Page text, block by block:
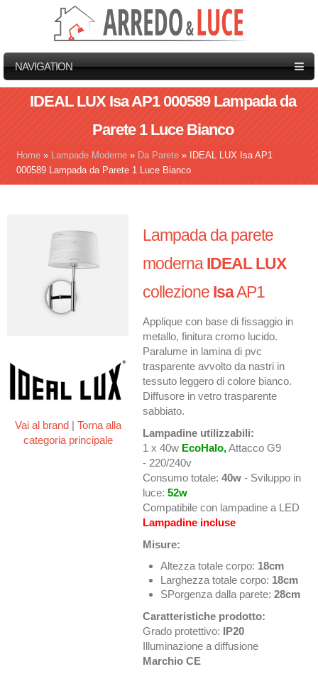
NAVIGATION
IDEAL LUX Isa AP1 000589 Lampada da
Parete 1 Luce Bianco
Tu sei qui
Home » Lampade Moderne » Da Parete »
IDEAL LUX Isa AP1
000589 Lampada da Parete 1 Luce Bianco
Vai al brand| Torna alla
categoria principale
Lampada da parete
moderna IDEAL LUX
collezione IsaAP1
Applique con base di fissaggio in
metallo, finitura cromo lucido.
Paralume in lamina di pvc
trasparente avvolto da nastri in
tessuto leggero di colore bianco.
Diffusore in vetro trasparente
sabbiato.
Lampadine utilizzabili:
1 x 40w EcoHalo,Attacco G9
- 220/240v
Consumo totale:40w - Sviluppo in
luce:52w
Compatibile con lampadine a LED
Lampadine incluse
Misure:
Altezza totale corpo: 18cm
Larghezza totale corpo: 18cm
SPorgenza dalla parete:28cm
Caratteristiche prodotto:
Grado protettivo: IP20
Illuminazione a diffusione
Marchio CE